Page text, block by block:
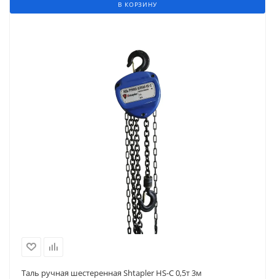
В КОРЗИНУ
Таль ручная шестеренная Shtapler HS-C 0,5т 3м